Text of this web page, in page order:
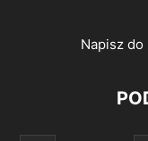
Napisz do